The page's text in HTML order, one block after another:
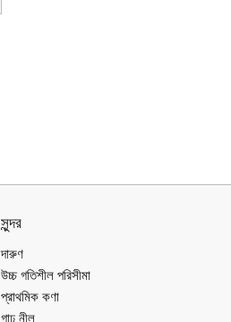
সুন্দর
দারুণ
উচ্চ গতিশীল পরিসীমা
প্রাথমিক কণা
গাঢ় নীল